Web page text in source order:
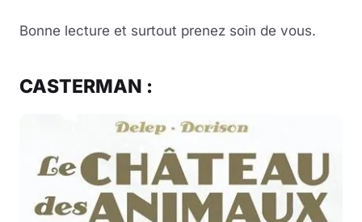
Bonne lecture et surtout prenez soin de vous.
CASTERMAN :